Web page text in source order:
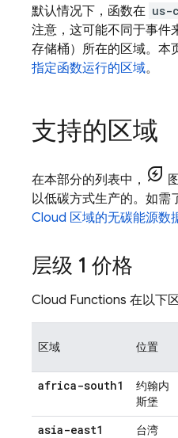
默认情况下，函数在 us-
注意，这可能不同于事件
存储桶）所在的区域。本
指定函数运行的区域。
支持的区域
在本部分的列表中， energy_savings_leaf
以低碳方式生产的。如需
Cloud 区域的无碳能源数
层级 1 价格
Cloud Functions 在以下
区域 位置
africa-south1
约翰内
斯堡
asia-east1 台湾